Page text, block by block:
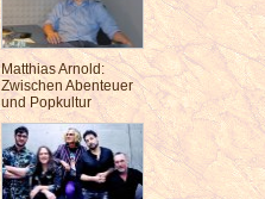
Matthias Arnold:
Zwischen Abenteuer
und Popkultur